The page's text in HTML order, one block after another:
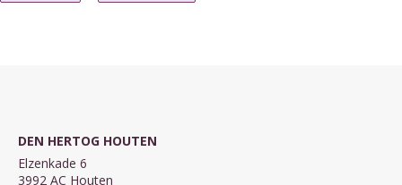
DEN HERTOG HOUTEN
Elzenkade 6
3992 AC Houten